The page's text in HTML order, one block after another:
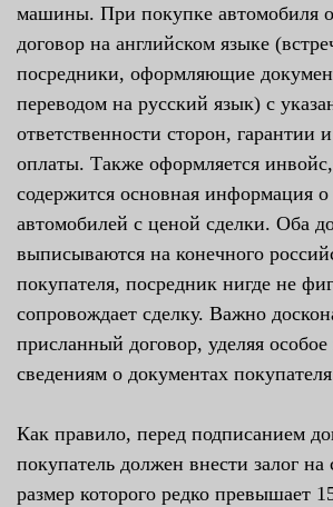
машины. При покупке автомобиля
договор на английском языке
посредники, оформляющие
переводом на русский язык) с
ответственности сторон, гарантии
оплаты. Также оформляется
содержится основная информация
автомобилей с ценой сделки. Оба
выписываются на конечного
покупателя, посредник нигде не
сопровождает сделку. Важно
присланный договор, уделяя
сведениям о документах
Как правило, перед подписанием
покупатель должен внести залог на
размер которого редко превышает